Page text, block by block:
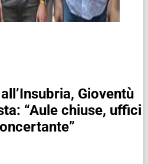
Gioventù
“Aule chiuse, uffici